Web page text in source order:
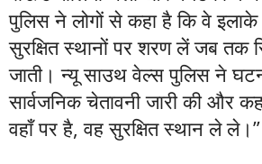
पुलिस ने लोगों से कहा है कि वे
सुरक्षित स्थानों पर शरण लें जब तक
जाती। न्यू साउथ वेल्स पुलिस ने
सार्वजनिक चेतावनी जारी की और
वहाँ पर है, वह सुरक्षित स्थान ले ले।”